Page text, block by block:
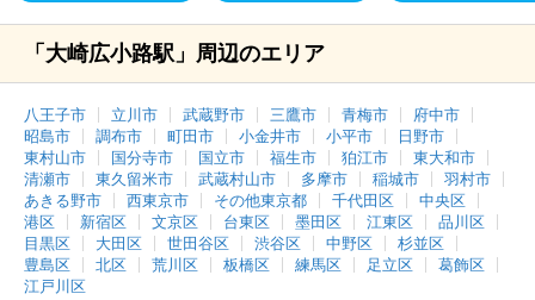
「大崎広小路駅」周辺のエリア
八王子市 立川市 武蔵野市 三鷹市 青梅市
府中市
昭島市
調布市 町田市 小金井市 小平市
日野市
東村山市
国分寺市 国立市 福生市 狛江市
東大和市
清瀬市
東久留米市 武蔵村山市 多摩市 稲城市
羽村市
あきる野市
西東京市 その他東京都 千代田区
中央区
港区
新宿区 文京区 台東区 墨田区 江東区
品川区
目黒区
大田区 世田谷区 渋谷区 中野区
杉並区
豊島区
北区 荒川区 板橋区 練馬区 足立区
葛飾区
江戸川区